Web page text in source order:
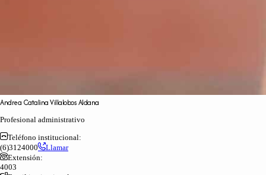
Andrea CatalinaVillalobosAldana
Profesional administrativo
Teléfono institucional:
(6)3124000
Llamar
Extensión:
4003